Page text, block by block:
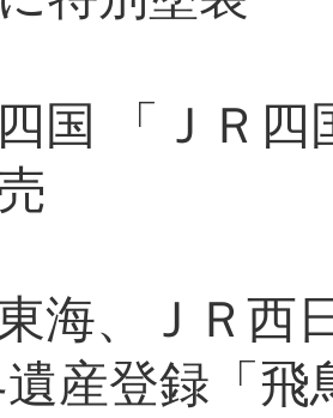
国 「ＪＲ
海、ＪＲ西
産登録「